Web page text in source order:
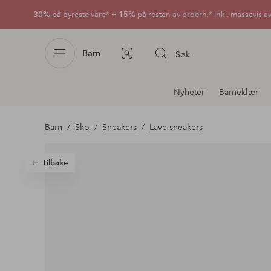
30% på dyreste vare* + 15% på resten av ordern.* Inkl. massevis
Barn Bildesøk Søk
Avdelingsnavigering
Nyheter Barneklær
Barn Sko Sneakers Lave sneakers
Tilbake